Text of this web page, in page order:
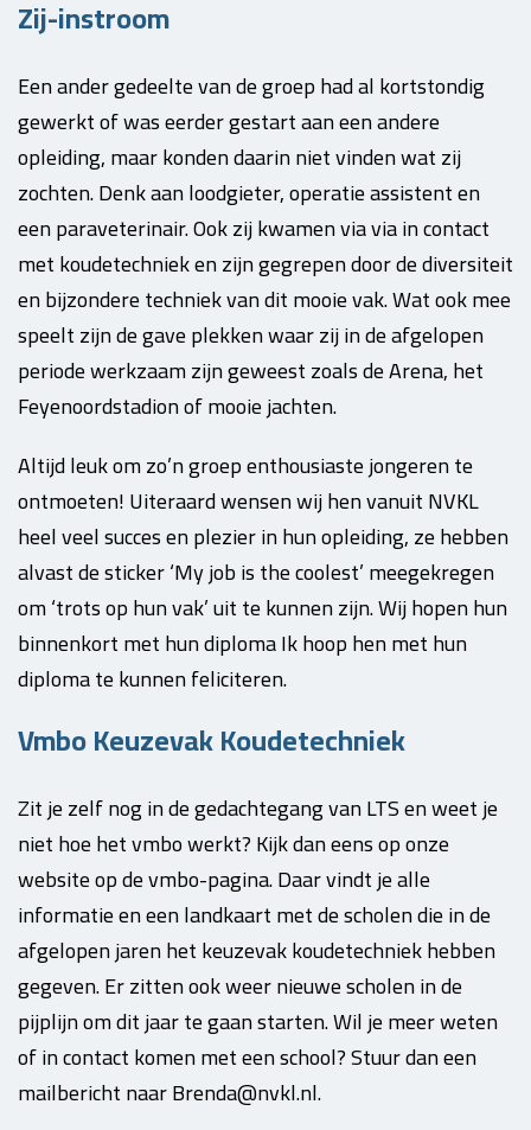
Zij-instroom
Een ander gedeelte van de groep had al kortstondig
gewerkt of was eerder gestart aan een andere
opleiding, maar konden daarin niet vinden wat zij
zochten. Denk aan loodgieter, operatie assistent en
een paraveterinair. Ook zij kwamen via via in contact
met koudetechniek en zijn gegrepen door de diversiteit
en bijzondere techniek van dit mooie vak. Wat ook mee
speelt zijn de gave plekken waar zij in de afgelopen
periode werkzaam zijn geweest zoals de Arena, het
Feyenoordstadion of mooie jachten.
Altijd leuk om zo’n groep enthousiaste jongeren te
ontmoeten! Uiteraard wensen wij hen vanuit NVKL
heel veel succes en plezier in hun opleiding, ze hebben
alvast de sticker ‘My job is the coolest’ meegekregen
om ‘trots op hun vak’ uit te kunnen zijn. Wij hopen hun
binnenkort met hun diploma Ik hoop hen met hun
diploma te kunnen feliciteren.
Vmbo Keuzevak Koudetechniek
Zit je zelf nog in de gedachtegang van LTS en weet je
niet hoe het vmbo werkt? Kijk dan eens op onze
website op de vmbo-pagina. Daar vindt je alle
informatie en een landkaart met de scholen die in de
afgelopen jaren het keuzevak koudetechniek hebben
gegeven. Er zitten ook weer nieuwe scholen in de
pijplijn om dit jaar te gaan starten. Wil je meer weten
of in contact komen met een school? Stuur dan een
mailbericht naar Brenda@nvkl.nl.